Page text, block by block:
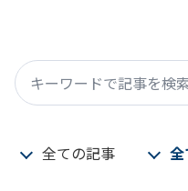
キーワードで記事を検索
全ての記事 全